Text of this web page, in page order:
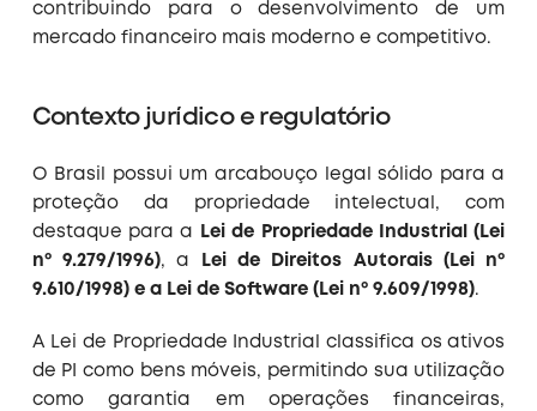
contribuindo para o desenvolvimento de um
mercado financeiro mais moderno e competitivo.
Contexto jurídico e regulatório
O Brasil possui um arcabouço legal sólido para a
proteção da propriedade intelectual, com
destaque para a
Lei de Propriedade Industrial (Lei
nº 9.279/1996), a
Lei de Direitos Autorais (Lei nº
9.610/1998) e a Lei de Software (Lei nº 9.609/1998).
A Lei de Propriedade Industrial classifica os ativos
de PI como bens móveis, permitindo sua utilização
como garantia em operações financeiras,